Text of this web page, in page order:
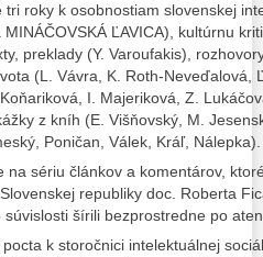
tri roky k osobnostiam slovenskej
MINÁČOVSKÁ ĽAVICA), kultúrnu
preklady (Y. Varoufakis),
(L. Vávra, K. Roth-Neveďalová,
I. Majeriková, Z.
z kníh (E. Višňovský, M.
Poničan, Válek, Kráľ, Nálepka).
na sériu článkov a komentárov,
republiky doc. Roberta
šírili bezprostredne po
pocta k storočnici intelektuálnej